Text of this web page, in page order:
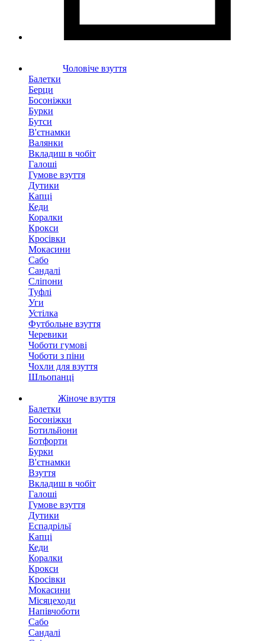
Чоловіче взуття
Балетки
Берци
Босоніжки
Бурки
Бутси
В'єтнамки
Валянки
Вкладиш в чобіт
Галоші
Гумове взуття
Дутики
Капці
Кеди
Коралки
Крокси
Кросівки
Мокасини
Сабо
Сандалі
Сліпони
Туфлі
Уги
Устілка
Футбольне взуття
Черевики
Чоботи гумові
Чоботи з піни
Чохли для взуття
Шльопанці
Жіноче взуття
Балетки
Босоніжки
Ботильйони
Ботфорти
Бурки
В'єтнамки
Взуття
Вкладиш в чобіт
Галоші
Гумове взуття
Дутики
Еспадрільї
Капці
Кеди
Коралки
Крокси
Кросівки
Мокасини
Місяцеходи
Напівчоботи
Сабо
Сандалі